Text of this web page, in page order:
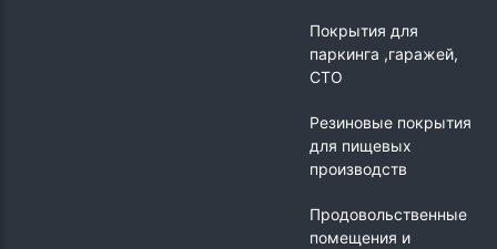
Покрытия для
паркинга ,гаражей,
СТО
Резиновые покрытия
для пищевых
производств
Продовольственные
помещения и